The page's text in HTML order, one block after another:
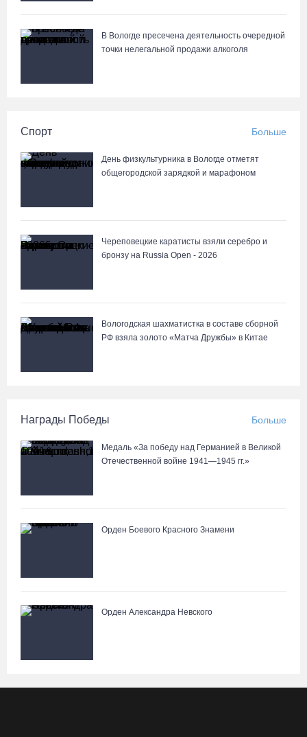
В Вологде пресечена деятельность очередной
точки нелегальной продажи алкоголя
Спорт Больше
День физкультурника в Вологде отметят
общегородской зарядкой и марафоном
Череповецкие каратисты взяли серебро и
бронзу на Russia Open - 2026
Вологодская шахматистка в составе сборной
РФ взяла золото «Матча Дружбы» в Китае
Награды Победы Больше
Медаль «За победу над Германией в Великой
Отечественной войне 1941—1945 гг.»
Орден Боевого Красного Знамени
Орден Александра Невского